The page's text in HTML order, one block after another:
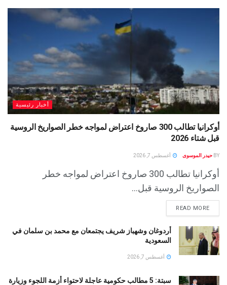
أخبار رئيسية
أوكرانيا تطالب 300 صاروخ اعتراض لمواجه خطر الصواريخ الروسية
قبل شتاء 2026
BY حيدر الموسوى أغسطس 7, 2026
أوكرانيا تطالب 300 صاروخ اعتراض لمواجه خطر
الصواريخ الروسية قبل...
READ MORE
أردوغان وشهباز شريف يجتمعان مع محمد بن سلمان في
السعودية
أغسطس 7, 2026
سبتة: 5 مطالب حكومية عاجلة لاحتواء أزمة اللجوء وزيارة